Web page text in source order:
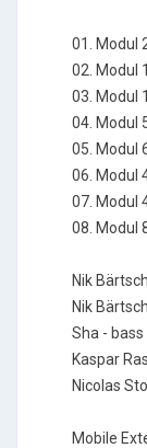
01. Modul
02. Modul
03. Modul
04. Modul
05. Modul
06. Modul
07. Modul
08. Modul
Nik
Nik
Sha -
Kaspar
Nicolas
Mobile